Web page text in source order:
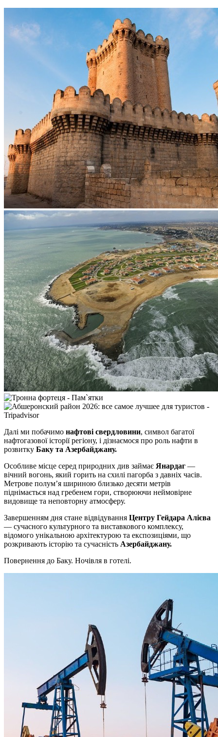
Далі ми побачимо нафтові свердловини, символ багатої
нафтогазової історії регіону, і дізнаємося про роль нафти в
розвитку Баку та Азербайджану.
Особливе місце серед природних див займає Янардаг —
вічний вогонь, який горить на схилі пагорба з давніх часів.
Метрове полум’я шириною близько десяти метрів
піднімається над гребенем гори, створюючи неймовірне
видовище та неповторну атмосферу.
Завершенням дня стане відвідування Центру Гейдара Алієва
— сучасного культурного та виставкового комплексу,
відомого унікальною архітектурою та експозиціями, що
розкривають історію та сучасність Азербайджану.
Повернення до Баку. Ночівля в готелі.